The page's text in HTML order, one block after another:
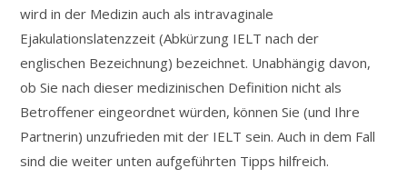
wird in der Medizin auch als intravaginale
Ejakulationslatenzzeit (Abkürzung IELT nach der
englischen Bezeichnung) bezeichnet. Unabhängig davon,
ob Sie nach dieser medizinischen Definition nicht als
Betroffener eingeordnet würden, können Sie (und Ihre
Partnerin) unzufrieden mit der IELT sein. Auch in dem Fall
sind die weiter unten aufgeführten Tipps hilfreich.